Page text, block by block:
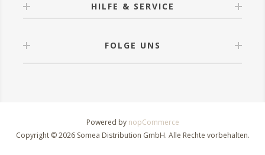
HILFE & SERVICE
FOLGE UNS
Powered by nopCommerce
Copyright © 2026 Somea Distribution GmbH. Alle Rechte vorbehalten.